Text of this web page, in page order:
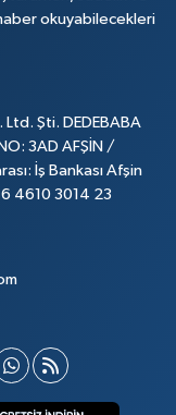
okuyabilecekleri
Ltd. Şti. DEDEBABA
3AD AFŞİN /
İş Bankası Afşin
4610 3014 23